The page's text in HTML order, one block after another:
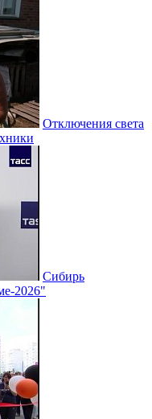
Отключения света
Сибирь
2026"